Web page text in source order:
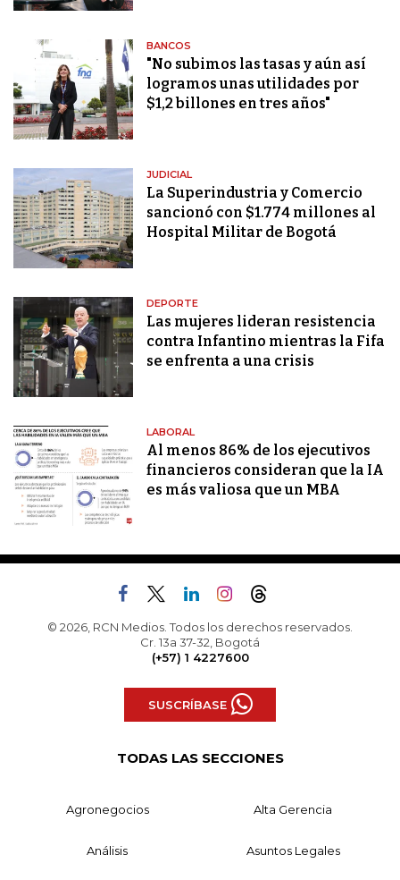
BANCOS
"No subimos las tasas y aún así
logramos unas utilidades por
$1,2 billones en tres años"
JUDICIAL
La Superindustria y Comercio
sancionó con $1.774 millones al
Hospital Militar de Bogotá
DEPORTE
Las mujeres lideran resistencia
contra Infantino mientras la Fifa
se enfrenta a una crisis
LABORAL
Al menos 86% de los ejecutivos
financieros consideran que la IA
es más valiosa que un MBA
© 2026, RCN Medios. Todos los derechos reservados.
Cr. 13a 37-32, Bogotá
(+57) 1 4227600
SUSCRÍBASE
TODAS LAS SECCIONES
Agronegocios Alta Gerencia
Análisis Asuntos Legales